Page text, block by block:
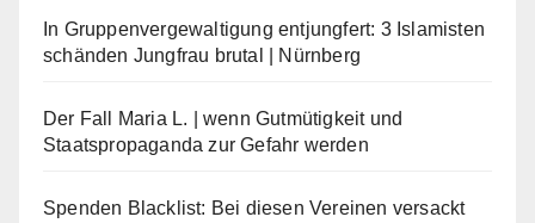
In Gruppenvergewaltigung entjungfert: 3 Islamisten
schänden Jungfrau brutal | Nürnberg
Der Fall Maria L. | wenn Gutmütigkeit und
Staatspropaganda zur Gefahr werden
Spenden Blacklist: Bei diesen Vereinen versackt